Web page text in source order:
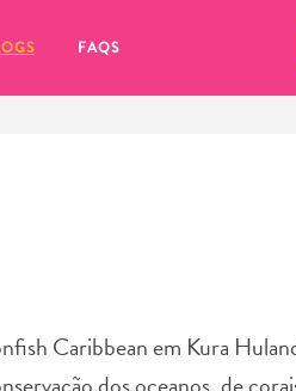
FAQS
Caribbean em Kura